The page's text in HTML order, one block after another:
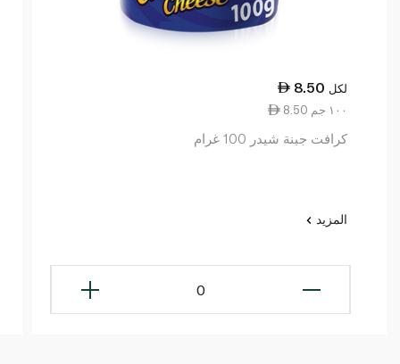
8.50 لكل
8.50 ١٠٠ جم
كرافت جبنة شيدر 100 غرام
المزيد
0